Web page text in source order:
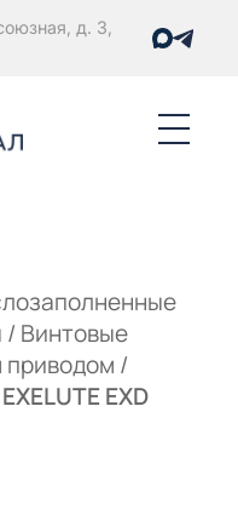
д. 3,
/ Винтовые
/
EXD